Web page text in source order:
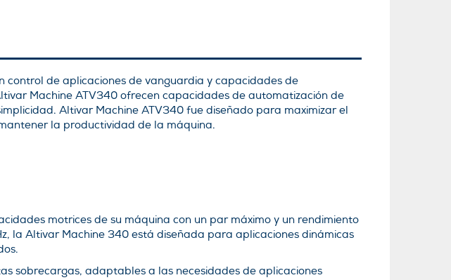
control de aplicaciones de vanguardia y capacidades de
Machine ATV340 ofrecen capacidades de automatización de
Altivar Machine ATV340 fue diseñado para maximizar el
la productividad de la máquina.
motrices de su máquina con un par máximo y un rendimiento
la Altivar Machine 340 está diseñada para aplicaciones dinámicas
sobrecargas, adaptables a las necesidades de aplicaciones